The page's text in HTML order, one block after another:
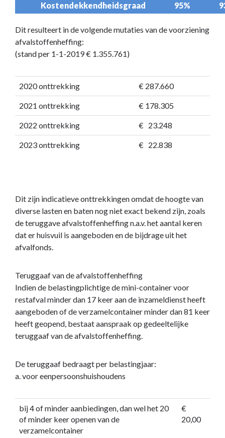
Kostendekkendheidsgraad 95%
Dit resulteert in de volgende mutaties van de voorziening
afvalstoffenheffing:
(stand per 1-1-2019 € 1.355.761)
2020 onttrekking € 287.660
2021 onttrekking € 178.305
2022 onttrekking € 23.248
2023 onttrekking € 22.838
Dit zijn indicatieve onttrekkingen omdat de hoogte van
diverse lasten en baten nog niet exact bekend zijn, zoals
de teruggave afvalstoffenheffing n.a.v. het aantal keren
dat er huisvuil is aangeboden en de bijdrage uit het
afvalfonds.
Teruggaaf van de afvalstoffenheffing
Indien de belastingplichtige de mini-container voor
restafval minder dan 17 keer aan de inzameldienst heeft
aangeboden of de verzamelcontainer minder dan 81 keer
heeft geopend, bestaat aanspraak op gedeeltelijke
teruggaaf van de afvalstoffenheffing.
De teruggaaf bedraagt per belastingjaar:
a. voor eenpersoonshuishoudens
bij 4 of minder aanbiedingen, dan wel het 20
of minder keer openen van de
verzamelcontainer
€
20,00